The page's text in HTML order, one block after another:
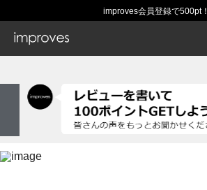
improves会員登録で500pt！